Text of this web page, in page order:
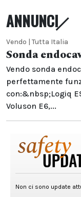
ANNUNCI
Vendo | Tutta Italia
Sonda
Vendo sonda
perfettamente
con:&nbsp;Logiq
Voluson E6,...